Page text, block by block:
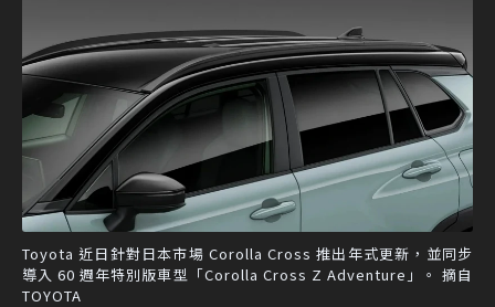
Toyota 近日針對日本市場 Corolla Cross 推出年式更新，並同步
導入 60 週年特別版車型「Corolla Cross Z Adventure」。 摘自
TOYOTA